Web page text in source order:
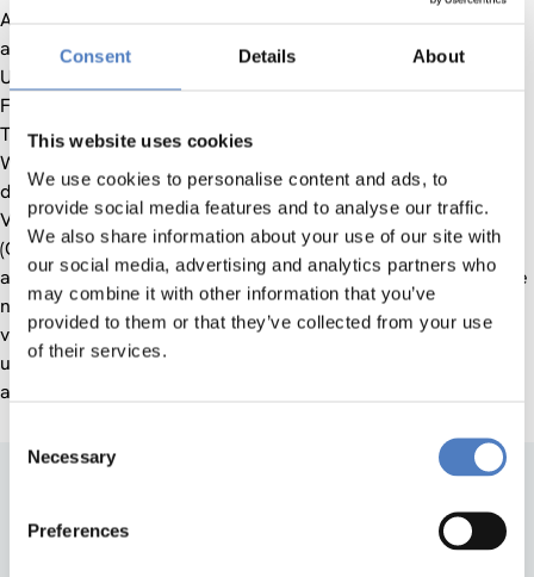
Consent Details About
This website uses cookies
We use cookies to personalise content and ads, to
provide social media features and to analyse our traffic.
We also share information about your use of our site with
our social media, advertising and analytics partners who
may combine it with other information that you’ve
provided to them or that they’ve collected from your use
of their services.
Selection
Necessary
Preferences
Am 12. Februar 2016 organisiert das JOANNEUM RESEARCH
als Gründungsmitglied der RRI-Plattform Österreich mit der
Unterstützung des Bundesministeriums für Wissenschaft,
Forschung und Wirtschaft (BMWFW) einen Workshop zum
Thema „Responsible Research and Innovation (RRI)“. Der
Workshop bietet die Gelegenheit, das RRI-Konzept und
dessen Indikatoren im Detail zu diskutieren. Im Zentrum der
Veranstaltung steht eine Keynote von Frau Fern Wickson
(GenØk – Centre for Biosafety an der University of Tromsø)
aus Norwegen. Weiters werden ein RRI-Beispielprojekt sowie
neue Mitglieder der „Allianz für Responsible Science“
vorgestellt. Nähere Informationen zum Inhalt des Workshops
und zu den Anmeldemöglichkeiten folgen. Eine Anmeldung ist
auch schon unter